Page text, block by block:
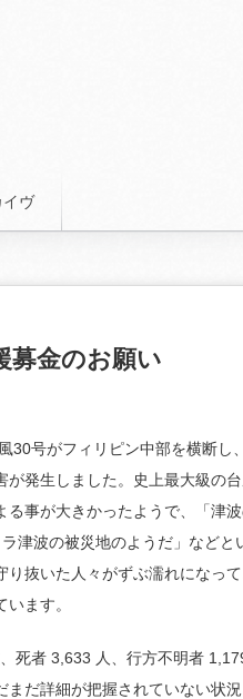
イヴ
募金のお願い
号がフィリピン中部を横断し
発生しました。史上最大級の
事が大きかったようで、「津
津波の被災地のようだ」などと
抜いた人々がずぶ濡れになっ
ます。
死者 3,633 人、行方不明者
だ詳細が把握されていない状